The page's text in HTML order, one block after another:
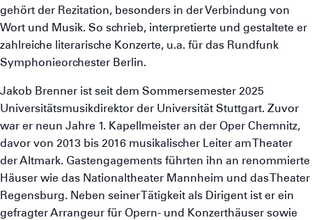
gehört der Rezitation, besonders in der Verbindung von
Wort und Musik. So schrieb, interpretierte und gestaltete er
zahlreiche literarische Konzerte, u.a. für das Rundfunk
Symphonieorchester Berlin.
Jakob Brenner ist seit dem Sommersemester 2025
Universitätsmusikdirektor der Universität Stuttgart. Zuvor
war er neun Jahre 1. Kapellmeister an der Oper Chemnitz,
davor von 2013 bis 2016 musikalischer Leiter am Theater
der Altmark. Gastengagements führten ihn an renommierte
Häuser wie das Nationaltheater Mannheim und das Theater
Regensburg. Neben seiner Tätigkeit als Dirigent ist er ein
gefragter Arrangeur für Opern- und Konzerthäuser sowie